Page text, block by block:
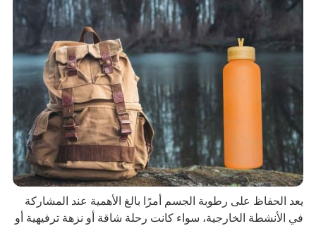
يعد الحفاظ على رطوبة الجسم أمرًا بالغ الأهمية عند المشاركة
في الأنشطة الخارجية، سواء كانت رحلة شاقة أو نزهة ترفيهية أو